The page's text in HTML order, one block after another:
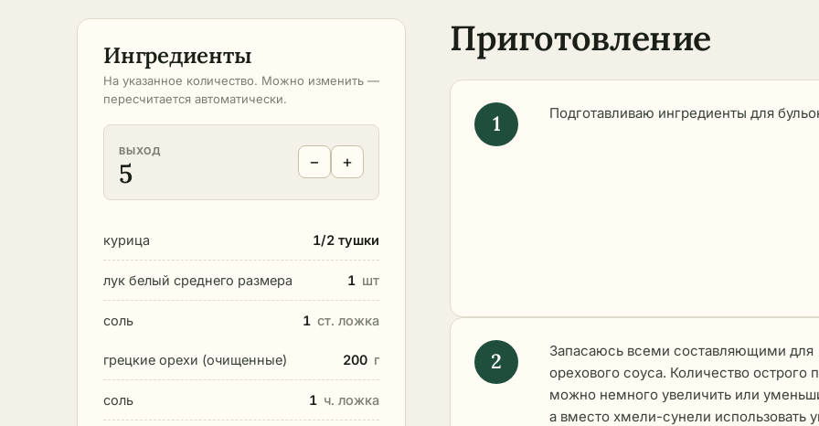
Ингредиенты
На указанное количество. Можно изменить —
пересчитается автоматически.
ВЫХОД
5 − +
курица 1/2 тушки
лук белый среднего размера 1 шт
соль 1 ст. ложка
грецкие орехи (очищенные) 200 г
соль 1 ч. ложка
Приготовление
Подготавливаю ингредиенты для
Запасаюсь всеми составляющими для
орехового соуса. Количество острого
можно немного увеличить или
а вместо хмели-сунели использовать